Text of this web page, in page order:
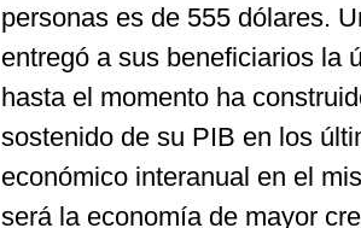
personas es de 555 dólares.
entregó a sus beneficiarios la
hasta el momento ha
sostenido de su PIB en los
económico interanual en el
será la economía de mayor